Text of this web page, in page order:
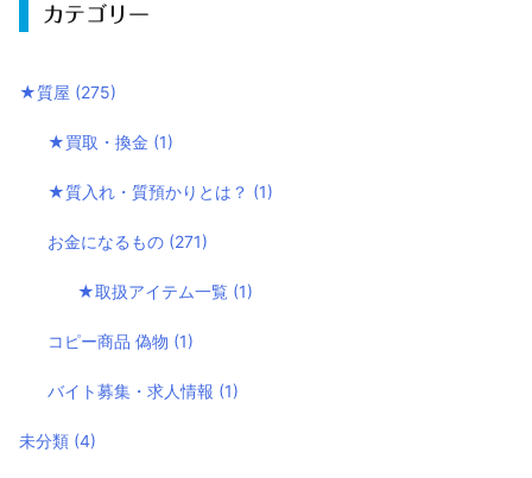
カテゴリー
★質屋 (275)
★買取・換金 (1)
★質入れ・質預かりとは？ (1)
お金になるもの (271)
★取扱アイテム一覧 (1)
コピー商品 偽物 (1)
バイト募集・求人情報 (1)
未分類 (4)